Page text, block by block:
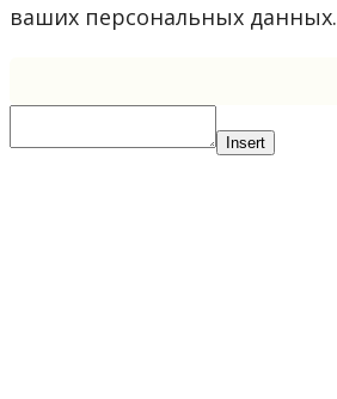
ваших персональных данных.
Insert